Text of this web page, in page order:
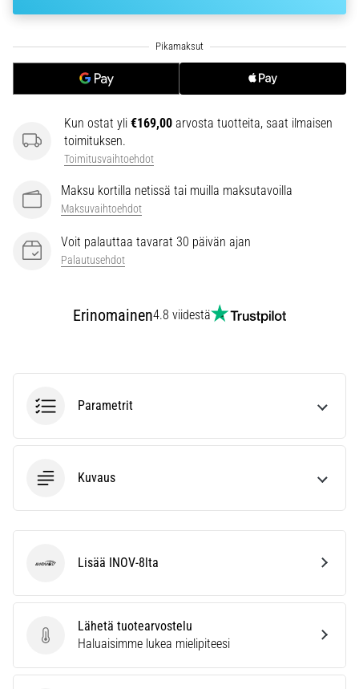
hoito
kantapääkivusta
juoksun
sen
yleisimmistä
syistä
plantaarifaskiitti.
Kun ostat yli €169,00 arvosta tuotteita, saat ilmaisen
toimituksen.
Toimitusvaihtoehdot
Maksu kortilla netissä tai muilla maksutavoilla
Maksuvaihtoehdot
Voit palauttaa tavarat 30 päivän ajan
Palautusehdot
Erinomainen4.8 viidestä
Parametrit
Kuvaus
Lähetä tuotearvostelu
Lähetä tuotearvostelu
Haluaisimme lukea mielipiteesi
INOV-8Lisää INOV-8lta